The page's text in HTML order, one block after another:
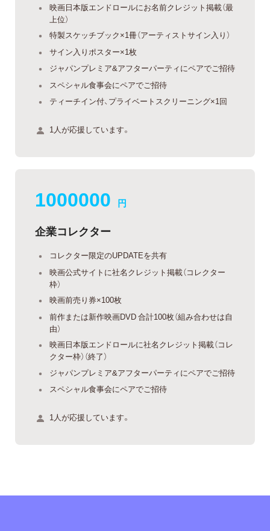
映画日本版エンドロールにお名前クレジット掲載（最
上位）
特製スケッチブック×1冊（アーティストサイン入り）
サイン入りポスター×1枚
ジャパンプレミア&アフターパーティにペアでご招待
スペシャル食事会にペアでご招待
ティーチイン付、プライベートスクリーニング×1回
1人が応援しています。
1000000 円
企業コレクター
コレクター限定のUPDATEを共有
映画公式サイトに社名クレジット掲載（コレクター
枠）
映画前売り券×100枚
前作または新作映画DVD 合計100枚（組み合わせは自
由）
映画日本版エンドロールに社名クレジット掲載（コレ
クター枠）（終了）
ジャパンプレミア&アフターパーティにペアでご招待
スペシャル食事会にペアでご招待
1人が応援しています。